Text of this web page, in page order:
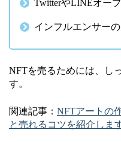
TwitterやLINEオー
インフルエンサー
NFTを売るためには、し
す。
関連記事： NFTアートの
と売れるコツを紹介しま